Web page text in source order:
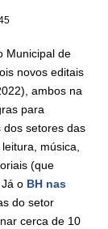
Municipal de
novos editais
ambos na
para
dos setores das
música,
(que
o BH nas
do setor
cerca de 10